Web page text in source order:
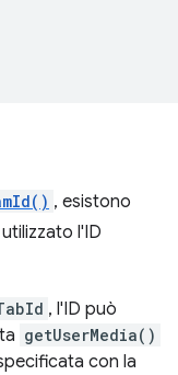
, esistono
l'ID
, l'ID può
getUserMedia()
con la